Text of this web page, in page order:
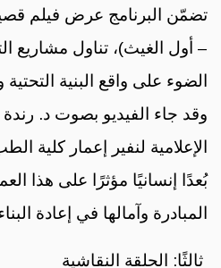
تضمّن البرنامج عرض فيلم
– أول الغيث)، تناول مشاريع
الضوء على واقع البنية
وقد جاء الفيديو بصوت د.
الإعلامية لنفير إعمار كلية
بُعدًا إنسانيًا مؤثرًا على هذا
المبادرة وآمالها في إعادة
ثالثًا: الحلقة النقاشية